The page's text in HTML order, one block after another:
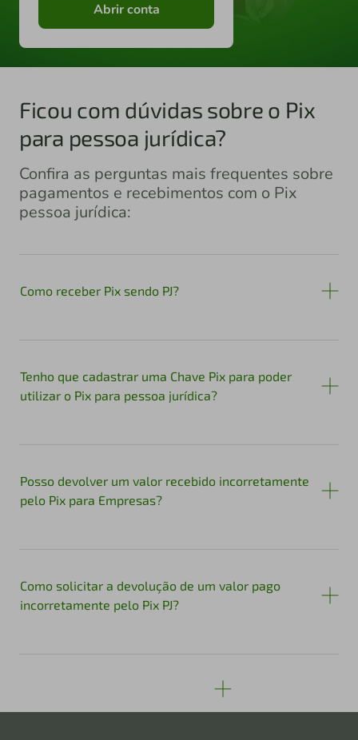
Abrir conta
Ficou com dúvidas sobre o Pix
para pessoa jurídica?
Confira as perguntas mais frequentes sobre
pagamentos e recebimentos com o Pix
pessoa jurídica:
Como receber Pix sendo PJ?
Tenho que cadastrar uma Chave Pix para poder
utilizar o Pix para pessoa jurídica?
Posso devolver um valor recebido incorretamente
pelo Pix para Empresas?
Como solicitar a devolução de um valor pago
incorretamente pelo Pix PJ?